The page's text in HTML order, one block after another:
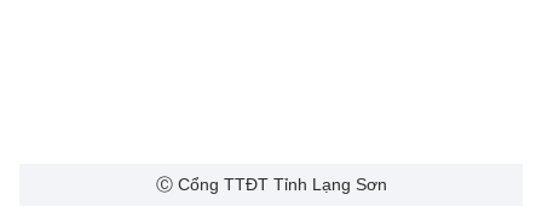
Ⓒ Cổng TTĐT Tỉnh Lạng Sơn